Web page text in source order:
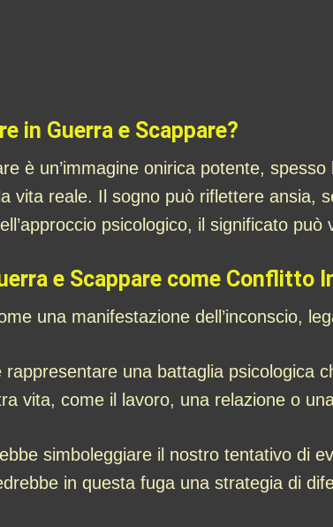
in Guerra e Scappare?
è un’immagine onirica potente,
vita reale. Il sogno può riflettere ansia,
psicologico, il significato può
e Scappare come Conflitto
una manifestazione dell’inconscio,
una battaglia psicologica
vita, come il lavoro, una relazione o
simboleggiare il nostro tentativo di
in questa fuga una strategia di